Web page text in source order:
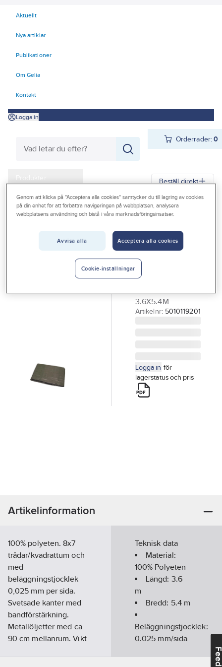
Aktuellt
Nya artiklar
Publikationer
Om Gelia
Kontakt
Logga in
Orderrader:0
Produkter
Kampanjer
Outlet
Beställ direkt
Gelia Produkter
Gelia Förnödenheter & Förbrukning
Presenning
80 g
PRESENNING PE
3.6X5.4M
Artikelnr: 5010119201
Logga in för
lagerstatus och pris
Artikelinformation
100% polyeten. 8x7
trådar/kvadrattum och
med
beläggningstjocklek
0,025 mm per sida.
Svetsade kanter med
bandförstärkning.
Metallöljetter med ca
90 cm mellanrum. Vikt
Teknisk data
Material:
100% Polyeten
Längd: 3.6
m
Bredd: 5.4m
Beläggningstjocklek:
0.025 mm/sida
Genom att klicka på "Acceptera alla cookies" samtycker du till lagring av cookies
på din enhet för att förbättra navigeringen på webbplatsen, analysera
webbplatsens användning och bistå i våra marknadsföringsinsatser.
Avvisa alla Acceptera alla cookies
Cookie-inställningar